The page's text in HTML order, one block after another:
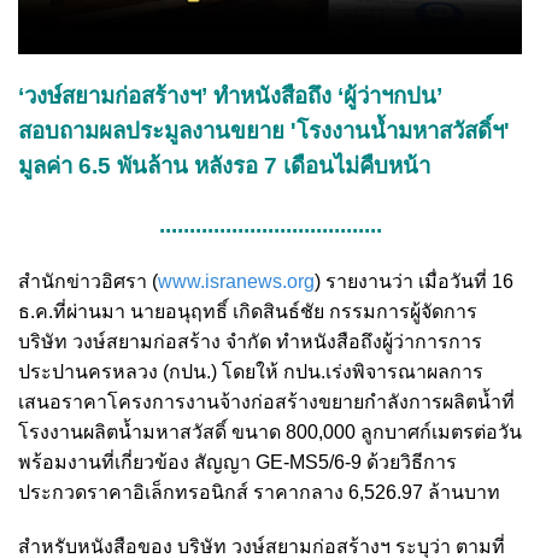
‘วงษ์สยามก่อสร้างฯ’ ทำหนังสือถึง ‘ผู้ว่าฯกปน’
สอบถามผลประมูลงานขยาย 'โรงงานน้ำมหาสวัสดิ์ฯ'
มูลค่า 6.5 พันล้าน หลังรอ 7 เดือนไม่คืบหน้า
.....................................
สำนักข่าวอิศรา (www.isranews.org) รายงานว่า เมื่อวันที่ 16
ธ.ค.ที่ผ่านมา นายอนุฤทธิ์ เกิดสินธ์ชัย กรรมการผู้จัดการ
บริษัท วงษ์สยามก่อสร้าง จำกัด ทำหนังสือถึงผู้ว่าการการ
ประปานครหลวง (กปน.) โดยให้ กปน.เร่งพิจารณาผลการ
เสนอราคาโครงการงานจ้างก่อสร้างขยายกำลังการผลิตน้ำที่
โรงงานผลิตน้ำมหาสวัสดิ์ ขนาด 800,000 ลูกบาศก์เมตรต่อวัน
พร้อมงานที่เกี่ยวข้อง สัญญา GE-MS5/6-9 ด้วยวิธีการ
ประกวดราคาอิเล็กทรอนิกส์ ราคากลาง 6,526.97 ล้านบาท
สำหรับหนังสือของ บริษัท วงษ์สยามก่อสร้างฯ ระบุว่า ตามที่